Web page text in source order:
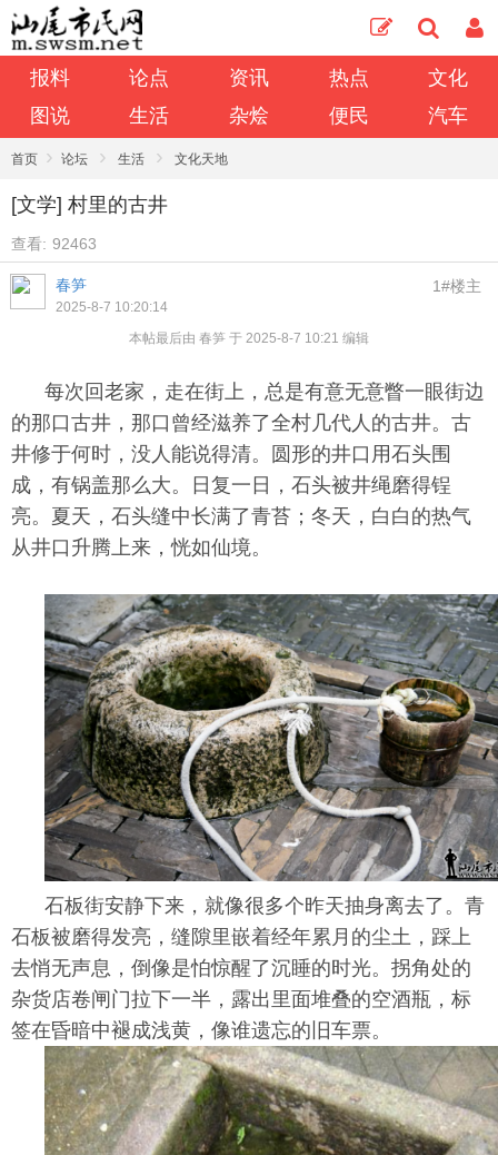
报料 论点 资讯 热点
文化
图说
生活 杂烩 便民 汽车
首页 › 论坛 › 生活 › 文化天地
[文学] 村里的古井
查看: 92463
春笋
2025-8-7 10:20:14
1#楼主
本帖最后由 春笋 于 2025-8-7 10:21 编辑
每次回老家，走在街上，总是有意无意瞥一眼街边
的那口古井，那口曾经滋养了全村几代人的古井。古
井修于何时，没人能说得清。圆形的井口用石头围
成，有锅盖那么大。日复一日，石头被井绳磨得锃
亮。夏天，石头缝中长满了青苔；冬天，白白的热气
从井口升腾上来，恍如仙境。
石板街安静下来，就像很多个昨天抽身离去了。青
石板被磨得发亮，缝隙里嵌着经年累月的尘土，踩上
去悄无声息，倒像是怕惊醒了沉睡的时光。拐角处的
杂货店卷闸门拉下一半，露出里面堆叠的空酒瓶，标
签在昏暗中褪成浅黄，像谁遗忘的旧车票。